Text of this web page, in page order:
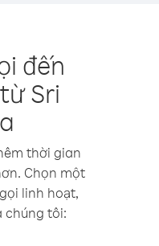
đến
Sri
thời gian
Chọn một
linh hoạt,
chúng tôi: